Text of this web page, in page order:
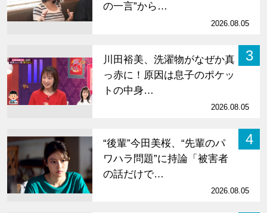
の一言”から…
2026.08.05
3
川田裕美、洗濯物がなぜか真
っ赤に！原因は息子のポケッ
トの中身…
2026.08.05
4
“後輩”今田美桜、“先輩のパ
ワハラ問題”に持論「被害者
の話だけで…
2026.08.05